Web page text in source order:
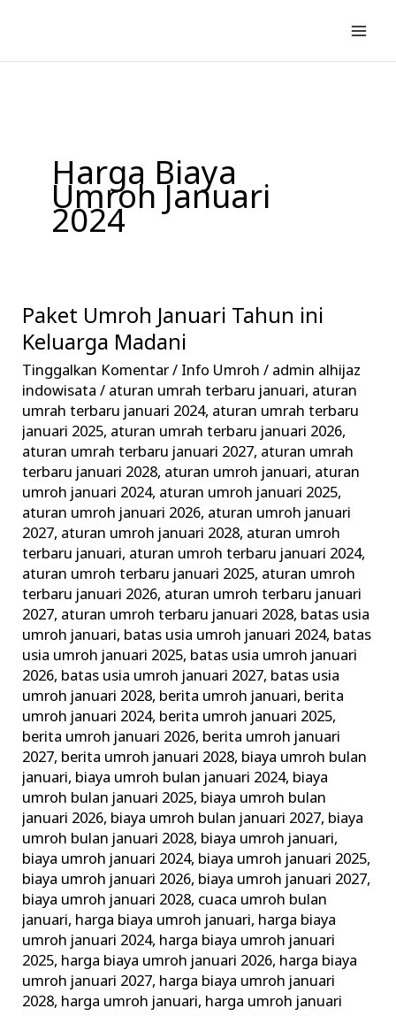
konten
Harga Biaya
Umroh Januari
2024
Paket Umroh Januari Tahun ini
Keluarga Madani
Tinggalkan Komentar/ Info Umroh / admin alhijaz
indowisata/ aturan umrah terbaru januari, aturan
umrah terbaru januari 2024, aturan umrah terbaru
januari 2025, aturan umrah terbaru januari 2026,
aturan umrah terbaru januari 2027, aturan umrah
terbaru januari 2028, aturan umroh januari, aturan
umroh januari 2024, aturan umroh januari 2025,
aturan umroh januari 2026, aturan umroh januari
2027, aturan umroh januari 2028, aturan umroh
terbaru januari, aturan umroh terbaru januari 2024,
aturan umroh terbaru januari 2025, aturan umroh
terbaru januari 2026, aturan umroh terbaru januari
2027, aturan umroh terbaru januari 2028, batas usia
umroh januari, batas usia umroh januari 2024, batas
usia umroh januari 2025, batas usia umroh januari
2026, batas usia umroh januari 2027, batas usia
umroh januari 2028, berita umroh januari, berita
umroh januari 2024, berita umroh januari 2025,
berita umroh januari 2026, berita umroh januari
2027, berita umroh januari 2028, biaya umroh bulan
januari, biaya umroh bulan januari 2024, biaya
umroh bulan januari 2025, biaya umroh bulan
januari 2026, biaya umroh bulan januari 2027, biaya
umroh bulan januari 2028, biaya umroh januari,
biaya umroh januari 2024, biaya umroh januari 2025,
biaya umroh januari 2026, biaya umroh januari 2027,
biaya umroh januari 2028, cuaca umroh bulan
januari, harga biaya umroh januari, harga biaya
umroh januari 2024, harga biaya umroh januari
2025, harga biaya umroh januari 2026, harga biaya
umroh januari 2027, harga biaya umroh januari
2028, harga umroh januari, harga umroh januari
Paket
Umroh
Januari
Tahun
ini
Keluarga
Madani